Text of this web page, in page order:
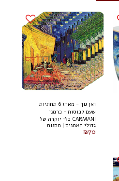
ואן גוך - מארז 6 תחתיות
שעם לכוסות - כרמני
CARMANI כלי יוקרה של
גדולי האמנים | מתנות
₪70